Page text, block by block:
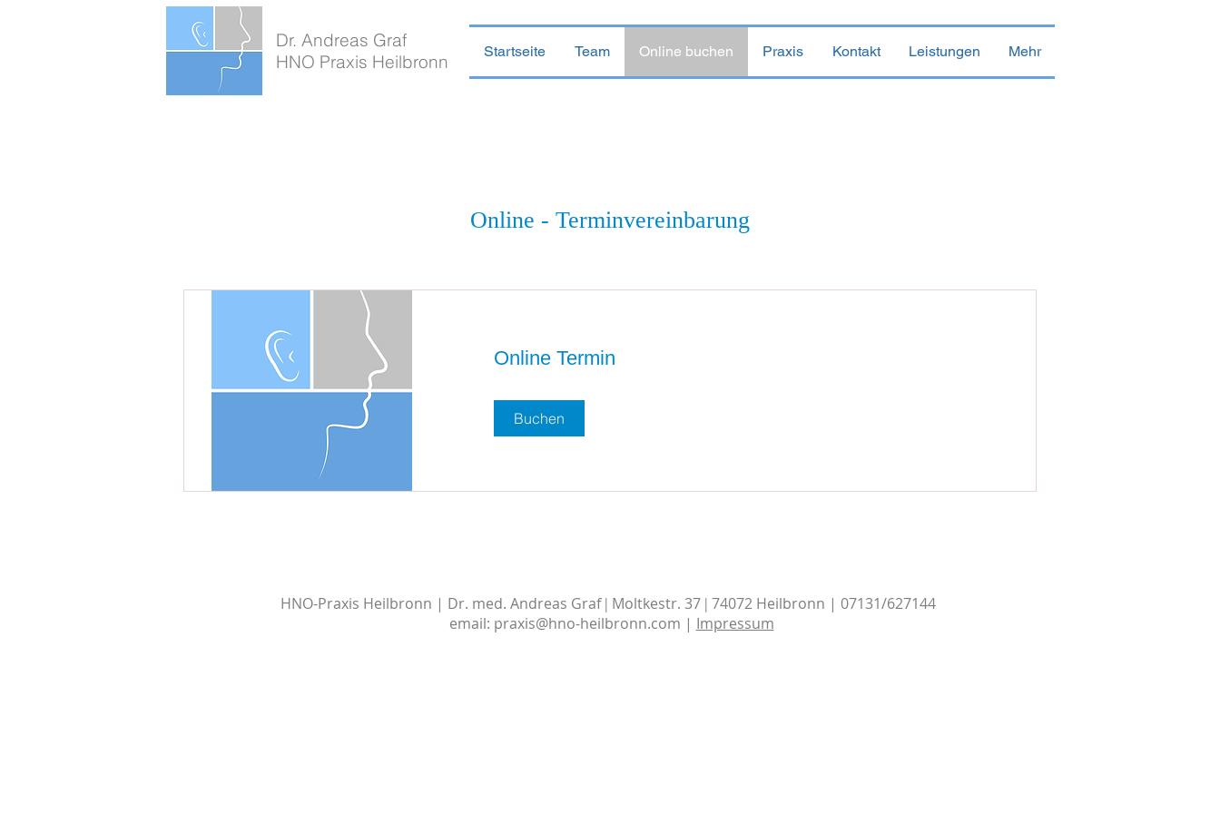
Dr. Andreas Graf
HNO Praxis Heilbronn
Startseite Team Online buchen Praxis Kontakt Leistungen Mehr
Online - Terminvereinbarung
Online Termin
Buchen
HNO-Praxis Heilbronn | Dr. med. Andreas Graf | Moltkestr. 37 | 74072 Heilbronn | 07131/627144
email: praxis@hno-heilbronn.com | Impressum